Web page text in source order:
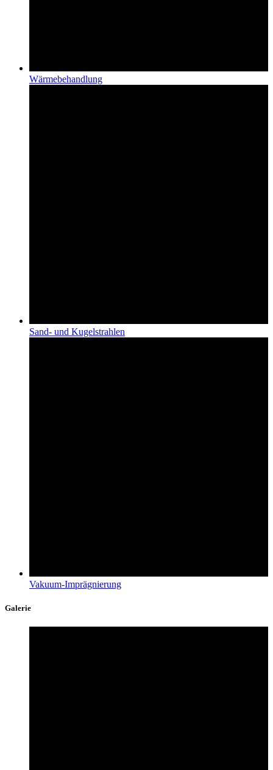
Wärmebehandlung
Sand- und Kugelstrahlen
Vakuum-Imprägnierung
Galerie